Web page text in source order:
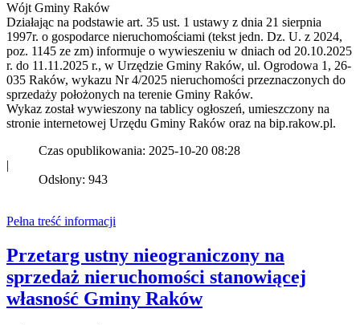
Wójt Gminy Raków
Działając na podstawie art. 35 ust. 1 ustawy z dnia 21 sierpnia
1997r. o gospodarce nieruchomościami (tekst jedn. Dz. U. z 2024,
poz. 1145 ze zm) informuje o wywieszeniu w dniach od 20.10.2025
r. do 11.11.2025 r., w Urzędzie Gminy Raków, ul. Ogrodowa 1, 26-
035 Raków, wykazu Nr 4/2025 nieruchomości przeznaczonych do
sprzedaży położonych na terenie Gminy Raków.
Wykaz został wywieszony na tablicy ogłoszeń, umieszczony na
stronie internetowej Urzędu Gminy Raków oraz na bip.rakow.pl.
Czas opublikowania: 2025-10-20 08:28
|
Odsłony: 943
Pełna treść informacji
Przetarg ustny nieograniczony na
sprzedaż nieruchomości stanowiącej
własność Gminy Raków